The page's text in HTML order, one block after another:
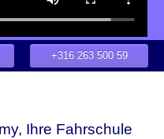
+316 263 500 59
Ihre Fahrschule